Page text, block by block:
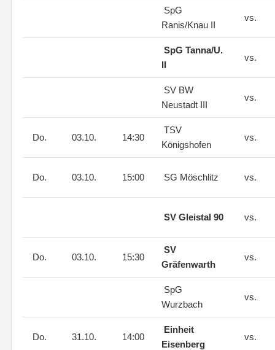
SpG
Ranis/Knau II
vs.
SpG Tanna/U.
II
vs.
SV BW
Neustadt III
vs.
Do. 03.10. 14:30
TSV
Königshofen
vs.
Do. 03.10. 15:00 SG Möschlitz vs.
SV Gleistal 90 vs.
Do. 03.10. 15:30
SV
Gräfenwarth
vs.
SpG
Wurzbach
vs.
Do. 31.10. 14:00
Einheit
Eisenberg
vs.